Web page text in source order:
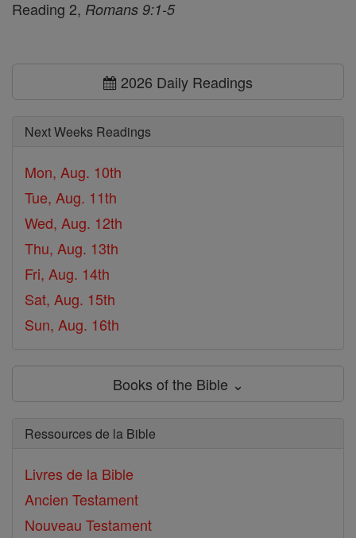
Reading 2, Romans 9:1-5
2026 Daily Readings
Next Weeks Readings
Mon, Aug. 10th
Tue, Aug. 11th
Wed, Aug. 12th
Thu, Aug. 13th
Fri, Aug. 14th
Sat, Aug. 15th
Sun, Aug. 16th
Books of the Bible ⌄
Ressources de la Bible
Livres de la Bible
Ancien Testament
Nouveau Testament